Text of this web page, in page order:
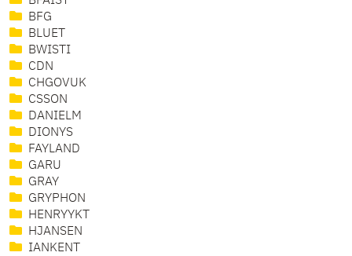
BFG
BLUET
BWISTI
CDN
CHGOVUK
CSSON
DANIELM
DIONYS
FAYLAND
GARU
GRAY
GRYPHON
HENRYYKT
HJANSEN
IANKENT